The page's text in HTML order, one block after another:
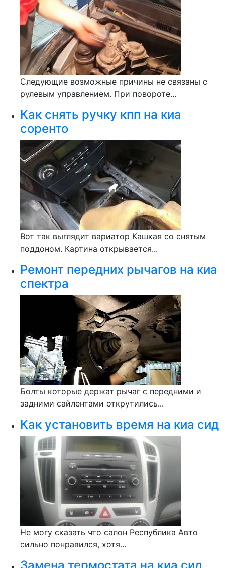
Следующие возможные причины не связаны с
рулевым управлением. При повороте...
Как снять ручку кпп на киа
соренто
Вот так выглядит вариатор Кашкая со снятым
поддоном. Картина открывается...
Ремонт передних рычагов на киа
спектра
Болты которые держат рычаг с передними и
задними сайлентами открутились...
Как установить время на киа сид
Не могу сказать что салон Республика Авто
сильно понравился, хотя...